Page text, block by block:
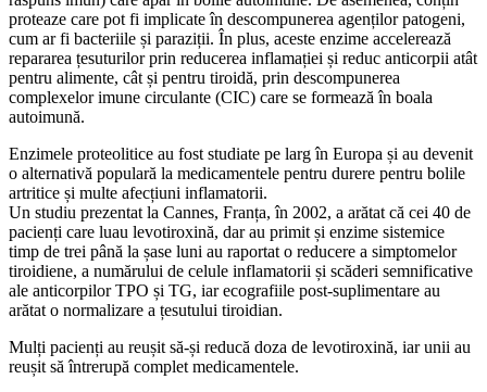
proteaze care pot fi implicate în descompunerea agenților patogeni,
cum ar fi bacteriile și paraziții. În plus, aceste enzime accelerează
repararea țesuturilor prin reducerea inflamației și reduc anticorpii atât
pentru alimente, cât și pentru tiroidă, prin descompunerea
complexelor imune circulante (CIC) care se formează în boala
autoimună.
Enzimele proteolitice au fost studiate pe larg în Europa și au devenit
o alternativă populară la medicamentele pentru durere pentru bolile
artritice și multe afecțiuni inflamatorii.
Un studiu prezentat la Cannes, Franța, în 2002, a arătat că cei 40 de
pacienți care luau levotiroxină, dar au primit și enzime sistemice
timp de trei până la șase luni au raportat o reducere a simptomelor
tiroidiene, a numărului de celule inflamatorii și scăderi semnificative
ale anticorpilor TPO și TG, iar ecografiile post-suplimentare au
arătat o normalizare a țesutului tiroidian.
Mulți pacienți au reușit să-și reducă doza de levotiroxină, iar unii au
reușit să întrerupă complet medicamentele.